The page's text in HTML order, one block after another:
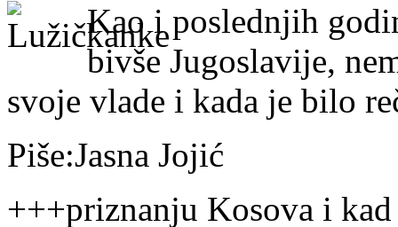
Kao i poslednjih
bivše Jugoslavije,
svoje vlade i kada je bilo
Piše:Jasna Jojić
+++priznanju Kosova i kad